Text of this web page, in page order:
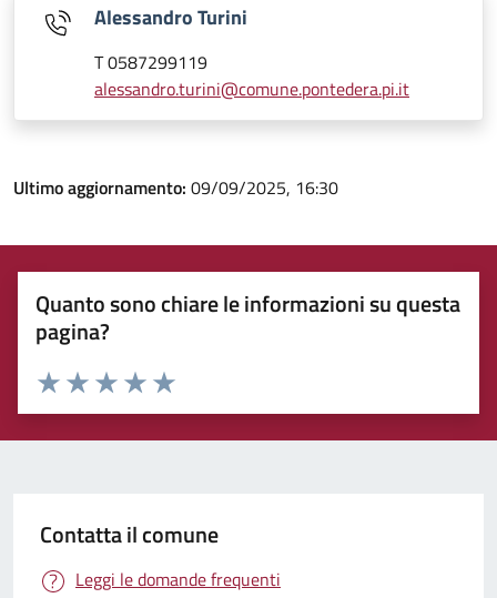
Alessandro Turini
T 0587299119
alessandro.turini@comune.pontedera.pi.it
Ultimo aggiornamento: 09/09/2025, 16:30
Quanto sono chiare le informazioni su questa
pagina?
Rating:
Valuta 5 stelle su 5
Valuta 4 stelle su 5
Valuta 3 stelle su 5
Valuta 2 stelle su 5
Valuta 1 stelle su 5
Contatta il comune
Leggi le domande frequenti